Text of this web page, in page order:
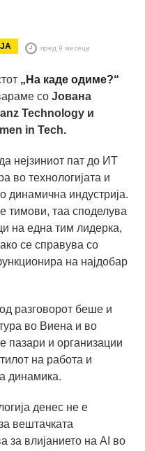
пред 9 месеци
„На каде одиме?“
со Јована
Technology и
in Tech.
нејзиниот пат до ИТ
во технологијата и
динамична индустрија.
тимови, таа споделува
на една тим лидерка,
се справува со
на најдобар
разговорот беше и
во Виена и во
пазари и организации
на работа и
динамика.
денес не е
вештачката
за влијанието на AI во